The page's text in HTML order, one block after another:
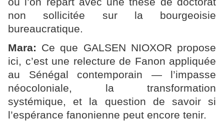
non sollicitée sur la bourgeoisie
bureaucratique.
Mara: Ce que GALSEN NIOXOR propose
ici, c’est une relecture de Fanon appliquée
au Sénégal contemporain — l’impasse
néocoloniale, la transformation
systémique, et la question de savoir si
l’espérance fanonienne peut encore tenir.